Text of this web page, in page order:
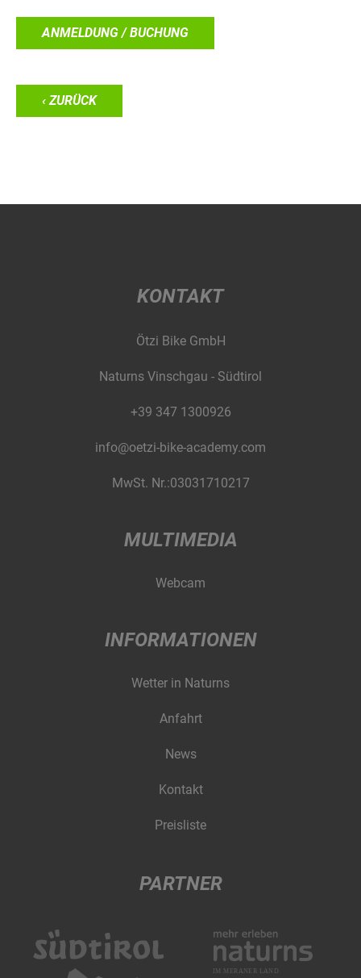
ANMELDUNG / BUCHUNG
‹ ZURÜCK
KONTAKT
Ötzi Bike GmbH
Naturns Vinschgau - Südtirol
+39 347 1300926
info@oetzi-bike-academy.com
MwSt. Nr.:03031710217
MULTIMEDIA
Webcam
INFORMATIONEN
Wetter in Naturns
Anfahrt
News
Kontakt
Preisliste
PARTNER